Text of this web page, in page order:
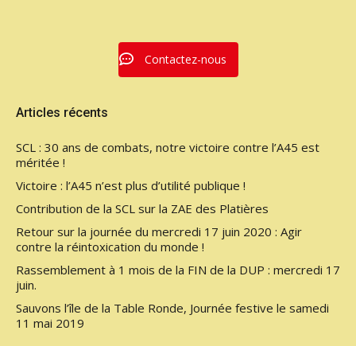
Contactez-nous
Articles récents
SCL : 30 ans de combats, notre victoire contre l’A45 est
méritée !
Victoire : l’A45 n’est plus d’utilité publique !
Contribution de la SCL sur la ZAE des Platières
Retour sur la journée du mercredi 17 juin 2020 : Agir
contre la réintoxication du monde !
Rassemblement à 1 mois de la FIN de la DUP : mercredi 17
juin.
Sauvons l’île de la Table Ronde, Journée festive le samedi
11 mai 2019